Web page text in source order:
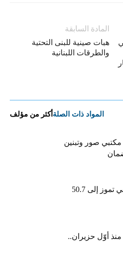
المادة السابقة
هبات صينية للبنى التحتية
والطرقات اللبنانية
المواد ذات الصلة أكثر من مؤلف
صور وتبنين
ارتفاع مؤشر BLOM PMI في تموز إلى 50.7
أوّل حزيران..